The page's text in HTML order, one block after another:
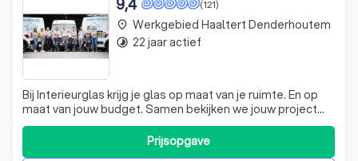
(121)
Bij Interieurglas krijg je glas op maat van je ruimte. En op
maat van jouw budget. Samen bekijken we jouw project
van a tot z. Zo doen we opmeting, plaatsing en afwerking
Prijsopgave
place Werkgebied Haaltert Denderhoutem
timelapse 22 jaar actief